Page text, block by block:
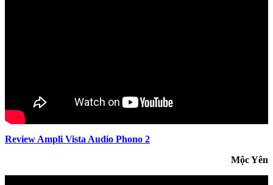
Review Ampli Vista Audio Phono 2
Mộc Yên